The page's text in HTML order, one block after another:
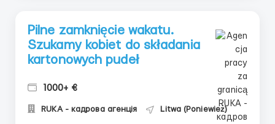
Pilne zamknięcie wakatu.
Szukamy kobiet do składania
kartonowych pudeł
1000+ €
RUKA - кадрова агенція Litwa (Poniewież)